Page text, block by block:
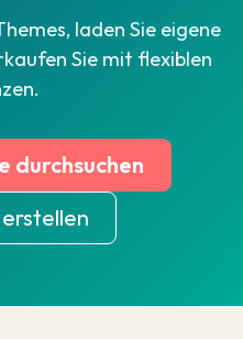
laden Sie eigene
Sie mit flexiblen
durchsuchen